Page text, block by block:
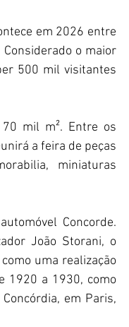
em 2026 entre
o maior
500 mil visitantes
mil m². Entre os
a feira de peças
miniaturas
Concorde.
João Storani, o
uma realização
1920 a 1930, como
em Paris,